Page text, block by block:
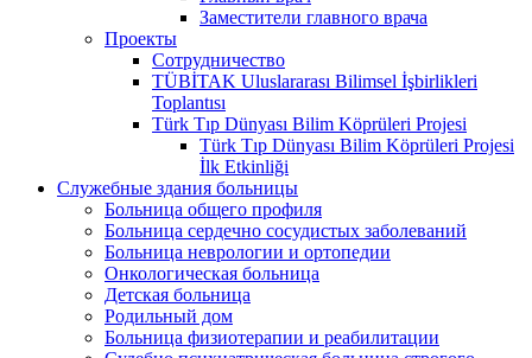
Заместители главного врача
Проекты
Сотрудничество
TÜBİTAK Uluslararası Bilimsel İşbirlikleri
Toplantısı
Türk Tıp Dünyası Bilim Köprüleri Projesi
Türk Tıp Dünyası Bilim Köprüleri Projesi
İlk Etkinliği
Служебные здания больницы
Больница общего профиля
Больница сердечно сосудистых заболеваний
Больница неврологии и ортопедии
Онкологическая больница
Детская больница
Родильный дом
Больница физиотерапии и реабилитации